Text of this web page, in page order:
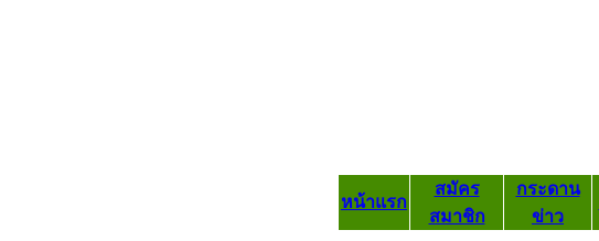
หน้าแรก
สมัคร
สมาชิก
กระดาน
ข่าว